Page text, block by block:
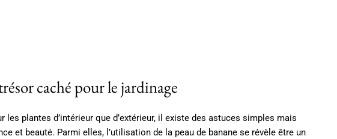
caché pour le jardinage
les plantes d’intérieur que d’extérieur, il existe des astuces simples mais
et beauté. Parmi elles, l’utilisation de la peau de banane se révèle être un